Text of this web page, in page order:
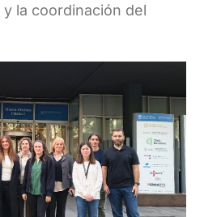
la coordinación del